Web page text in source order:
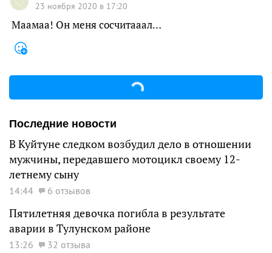
23 ноября 2020 в 17:20
Маамаа! Он меня сосчитааал…
Последние новости
В Куйтуне следком возбудил дело в отношении
мужчины, передавшего мотоцикл своему 12-
летнему сыну
14:44 6 отзывов
Пятилетняя девочка погибла в результате
аварии в Тулунском районе
13:26 32 отзыва